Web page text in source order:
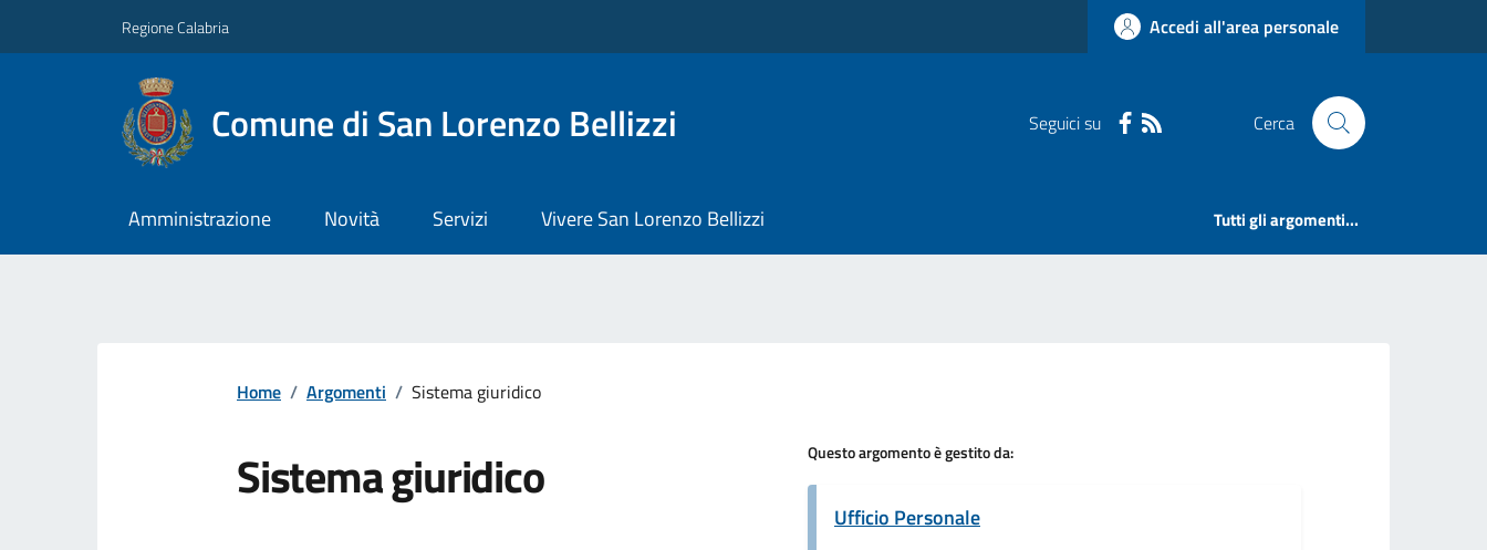
Regione Calabria Accedi all'area personale
Comune di San Lorenzo Bellizzi Seguici su Cerca
Amministrazione Novità Servizi Vivere San Lorenzo Bellizzi Tutti gli argomenti...
Home / Argomenti / Sistema giuridico
Sistema giuridico Questo argomento è gestito da:
Ufficio Personale